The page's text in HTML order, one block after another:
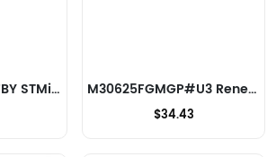
SPC560P50L3CEFBY STMicroelectronics Microcontrôleurs M30625FGMGP#U3 Renesas Electronics America Inc Microcontrôleurs
$34.43